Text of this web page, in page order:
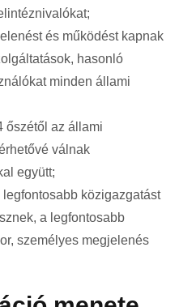
és működést kapnak
hasonló
minden állami
őszétől az állami
válnak
együtt;
közigazgatást
a legfontosabb
személyes megjelenés